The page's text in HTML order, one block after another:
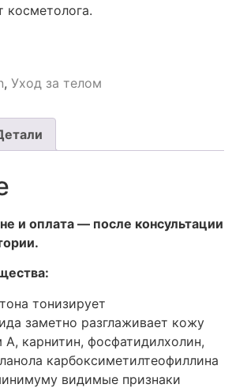
косметолога.
, Уход за телом
и оплата — после консультации
тонизирует
заметно разглаживает кожу
А, карнитин, фосфатидилхолин,
карбоксиметилтеофиллина
видимые признаки